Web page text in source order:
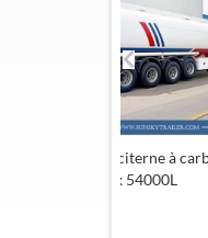
à carburant